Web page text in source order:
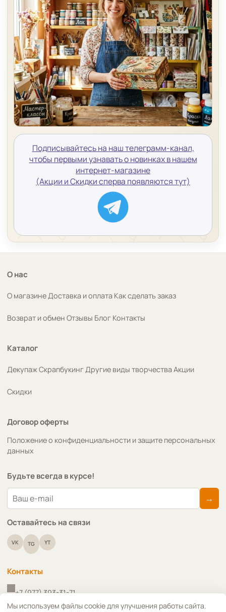
Подписывайтесь на наш телеграмм-канал,
чтобы первыми узнавать о новинках в нашем
интернет-магазине
(Акции и Скидки сперва появляются тут)
О нас
О магазинеДоставка и оплата Как сделать заказ
Возврат и обмен Отзывы Блог Контакты
Каталог
ДекупажСкрапбукингДругие виды творчества Акции
Скидки
Договор оферты
Положение о конфиденциальности и защите персональных
данных
Будьте всегда в курсе!
→
Оставайтесь на связи
VK TG YT
Контакты
+7 (977) 393-31-71
↑
Мы используем файлы cookie для улучшения работы сайта.